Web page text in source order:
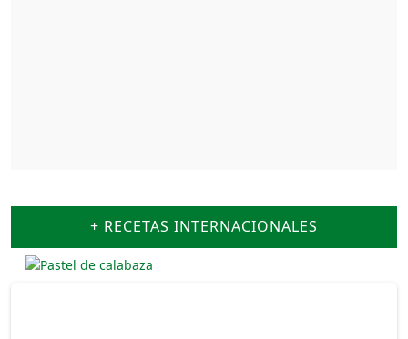
+ RECETAS INTERNACIONALES